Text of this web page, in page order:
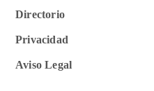
Directorio
Privacidad
Aviso Legal